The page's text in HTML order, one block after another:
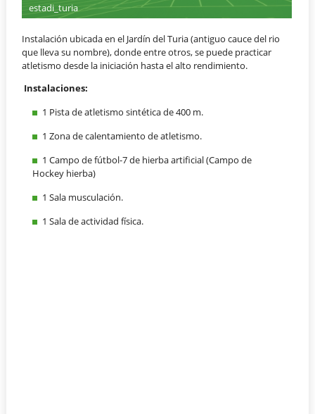
Estadi del Turia (Tram III)
Instalación ubicada en el Jardín del Turia (antiguo cauce del rio
que lleva su nombre), donde entre otros, se puede practicar
atletismo desde la iniciación hasta el alto rendimiento.
Instalaciones:
1 Pista de atletismo sintética de 400 m.
1 Zona de calentamiento de atletismo.
1 Campo de fútbol-7 de hierba artificial (Campo de
Hockey hierba)
1 Sala musculación.
1 Sala de actividad física.